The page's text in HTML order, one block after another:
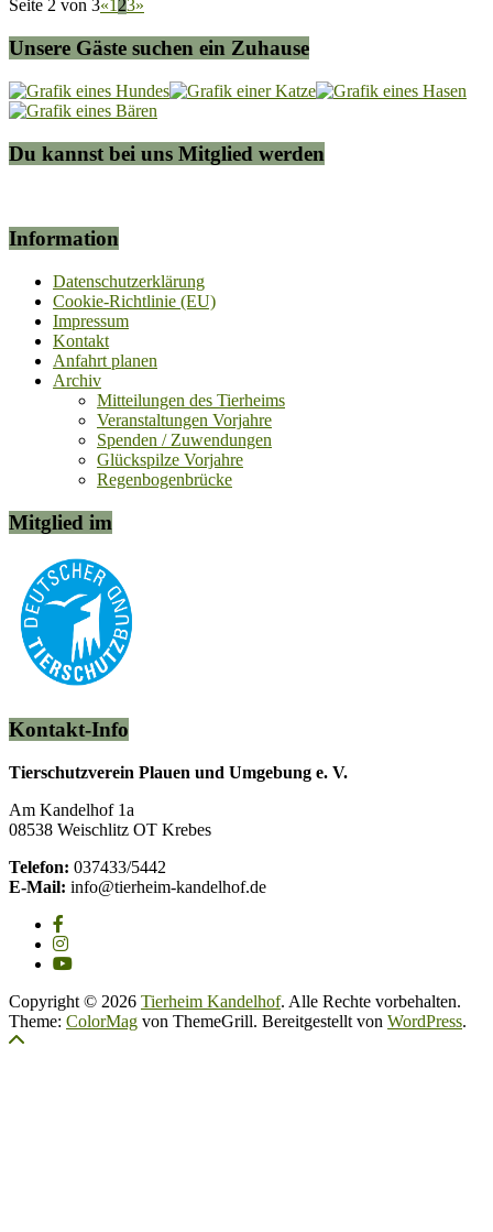
Seite 2 von 3«123»
Unsere Gäste suchen ein Zuhause
Du kannst bei uns Mitglied werden
Information
Datenschutzerklärung
Cookie-Richtlinie (EU)
Impressum
Kontakt
Anfahrt planen
Archiv
Mitteilungen des Tierheims
Veranstaltungen Vorjahre
Spenden / Zuwendungen
Glückspilze Vorjahre
Regenbogenbrücke
Mitglied im
Kontakt-Info
Tierschutzverein Plauen und Umgebung e. V.
Am Kandelhof 1a
08538 Weischlitz OT Krebes
Telefon: 037433/5442
E-Mail: info@tierheim-kandelhof.de
Copyright © 2026 Tierheim Kandelhof. Alle Rechte vorbehalten.
Theme: ColorMag von ThemeGrill. Bereitgestellt von WordPress.